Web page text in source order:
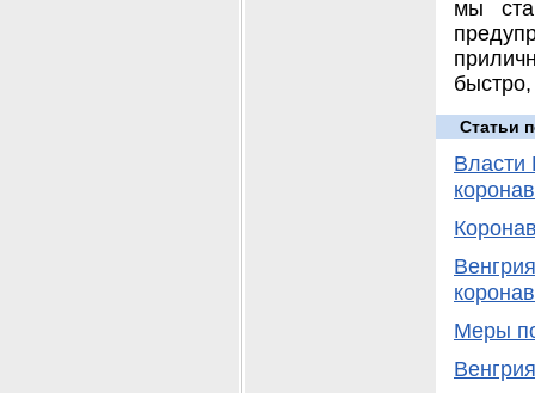
мы
Статьи
Власти
Меры